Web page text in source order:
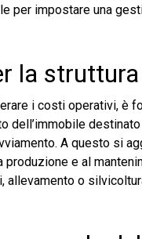
per impostare una
la struttura
i costi operativi, è
dell’immobile
A questo si
produzione e al
allevamento o